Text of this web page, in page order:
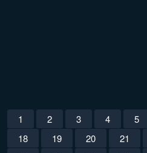
1 2 3 4 5
18
19 20 21